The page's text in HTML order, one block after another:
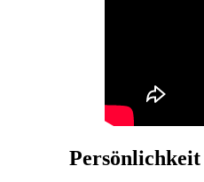
Persönlichkeit